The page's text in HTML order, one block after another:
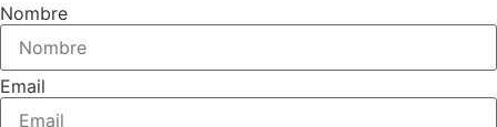
Nombre
Email